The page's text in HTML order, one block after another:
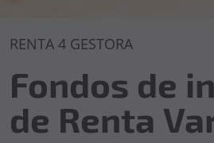
RENTA 4 GESTORA
Fondos de
de Renta